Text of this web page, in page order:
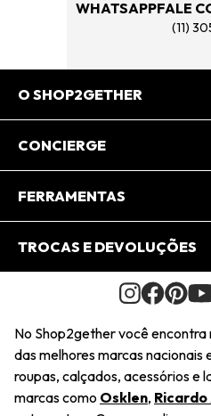
WHATSAPPFALE
(11)
O SHOP2GETHER
Sobre Nós
Journal
Saiu na Mídia
Sustentabilidade
CONCIERGE
Central de Relacionamento
Regulamento e Promoções
FERRAMENTAS
Minha Conta
Pedido de Presente
Wishlist
TROCAS E DEVOLUÇÕES
Condições Gerais
Troca Fácil
Restituição de Pagamento
No Shop2gether você encontra
das melhores marcas nacionais
roupas, calçados, acessórios e
marcas como Osklen,